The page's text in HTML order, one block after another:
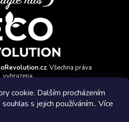
cookie. Dalším procházením
s jejich používáním.. Více
. Všechna práva
vyhrazena.